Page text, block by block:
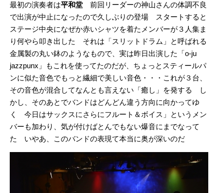
最初の演奏者は平和堂 前回リーダーの神山さんの体調不良
で出演が中止になったので久しぶりの登場 スタートすると
ステージ中央になぜか赤いシャツを着たメンバーが３人集ま
り何やら叩き出した それは「スリットドラム」と呼ばれる
金属製の丸い鉢のようなもので、実は昨日出演した「o-ju
jazzpunx」もこれを使ってたのだが、ちょっとスティールパ
ンに似た音色でもっと繊細で美しい音色・・・これが３台、
その音色が混合してなんとも言えない「癒し」を発する し
かし、そのあとでバンドはどんどん違う方向に向かってゆ
く 今日はサックスにさらにフルート＆ボイス」というメン
バーも加わり、気が付けばとんでもない爆音にまでなって
た いやあ、このバンドの表現て本当に奥が深いのだ